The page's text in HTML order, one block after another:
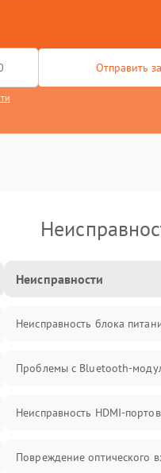
Отправить
Неисправности
Неисправность блока
Проблемы с Bluetooth-
Неисправность HDMI-портов
Повреждение оптического